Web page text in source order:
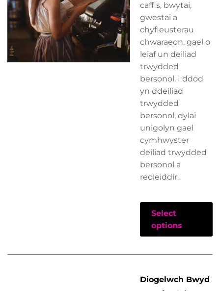
caffis, bwytai,
gwestai a
chyfleusterau
chwaraeon, gael o
leiaf un deiliad
trwydded
bersonol. I ddod
yn ddeiliad
trwydded
bersonol, dylai
unigolyn gael
cymhwyster
deiliad trwydded
bersonol a
reoleiddir.
Select
options
Diogelwch Bwyd